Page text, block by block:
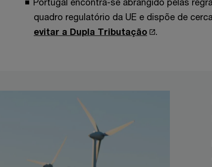
quadro regulatório da UE e dispõe de
evitar a Dupla Tributação
.